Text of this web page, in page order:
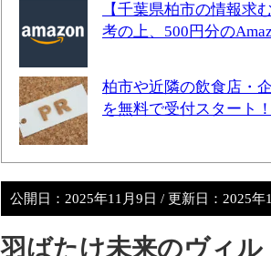
【千葉県柏市の情報求
考の上、500円分の
柏市や近隣の飲食店・
を無料で受付スタート！
公開日： 2025年11月9日 / 更新日： 2025年
羽ばたけ未来のヴィル